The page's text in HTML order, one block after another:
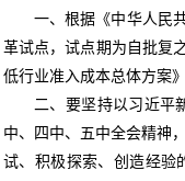
一、根据《中华人民
革试点，试点期为自批复
低行业准入成本总体方案
二、要坚持以习近平
中、四中、五中全会精神
试、积极探索、创造经验